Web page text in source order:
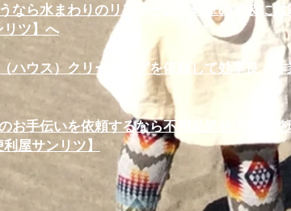
なら水まわりのリフォームや外壁の塗装に
リツ】へ
ハウス）クリーニングを依頼して効率良く
お手伝いを依頼するなら不用品処分・遺品
屋サンリツ】